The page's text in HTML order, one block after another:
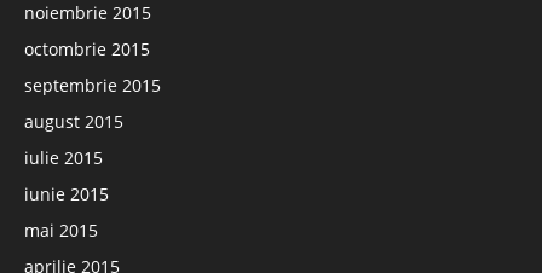
noiembrie 2015
octombrie 2015
septembrie 2015
august 2015
iulie 2015
iunie 2015
mai 2015
aprilie 2015